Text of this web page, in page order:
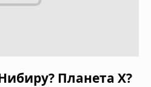
Планета Х?